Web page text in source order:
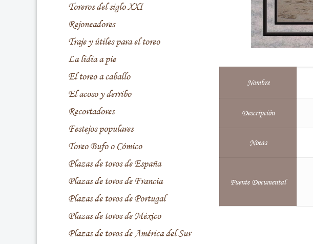
Toreros del siglo XXI
Rejoneadores
Traje y útiles para el toreo
La lidia a pie
El toreo a caballo
El acoso y derribo
Recortadores
Festejos populares
Toreo Bufo o Cómico
Plazas de toros de España
Plazas de toros de Francia
Plazas de toros de Portugal
Plazas de toros de México
Plazas de toros de América del Sur
Nombre
Descripción
Notas
Fuente Documental